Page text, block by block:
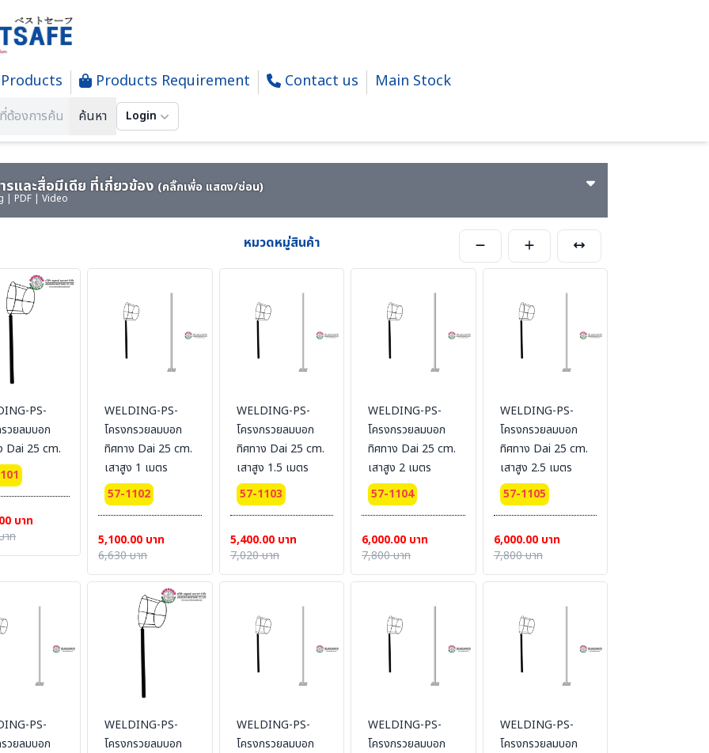
Products Products Requirement Contact us Main Stock
ค้นหา Login
SOCK - ถุงบอกทิศทางลม
รและสื่อมีเดีย ที่เกี่ยวข้อง (คลิ๊กเพื่อ แสดง/ซ่อน)
| PDF | Video
หมวดหมู่สินค้า
PS-
วยลมบอก
Dai 25 cm.
บาท
าท
WELDING-PS-
โครงกรวยลมบอก
ทิศทาง Dai 25 cm.
เสาสูง 1 เมตร
57-1102
5,100.00 บาท
6,630 บาท
WELDING-PS-
โครงกรวยลมบอก
ทิศทาง Dai 25 cm.
เสาสูง 1.5 เมตร
57-1103
5,400.00 บาท
7,020 บาท
WELDING-PS-
โครงกรวยลมบอก
ทิศทาง Dai 25 cm.
เสาสูง 2 เมตร
57-1104
6,000.00 บาท
7,800 บาท
WELDING-PS-
โครงกรวยลมบอก
ทิศทาง Dai 25 cm.
เสาสูง 2.5 เมตร
57-1105
6,000.00 บาท
7,800 บาท
PS-
วยลมบอก
WELDING-PS-
โครงกรวยลมบอก
WELDING-PS-
โครงกรวยลมบอก
WELDING-PS-
โครงกรวยลมบอก
WELDING-PS-
โครงกรวยลมบอก